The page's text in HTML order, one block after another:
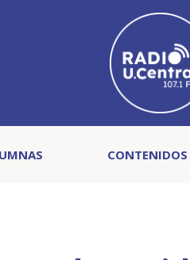
CONTENIDOS